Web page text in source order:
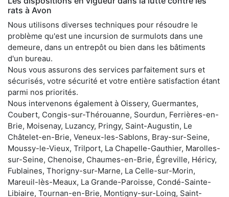
rats à Avon
Nous utilisons diverses techniques pour résoudre le
problème qu'est une incursion de surmulots dans une
demeure, dans un entrepôt ou bien dans les bâtiments
d'un bureau.
Nous vous assurons des services parfaitement surs et
sécurisés, votre sécurité et votre entière satisfaction étant
parmi nos priorités.
Nous intervenons également à Oissery, Guermantes,
Coubert, Congis-sur-Thérouanne, Sourdun, Ferrières-en-
Brie, Moisenay, Luzancy, Pringy, Saint-Augustin, Le
Châtelet-en-Brie, Veneux-les-Sablons, Bray-sur-Seine,
Moussy-le-Vieux, Trilport, La Chapelle-Gauthier, Marolles-
sur-Seine, Chenoise, Chaumes-en-Brie, Égreville, Héricy,
Fublaines, Thorigny-sur-Marne, La Celle-sur-Morin,
Mareuil-lès-Meaux, La Grande-Paroisse, Condé-Sainte-
Libiaire, Tournan-en-Brie, Montigny-sur-Loing, Saint-